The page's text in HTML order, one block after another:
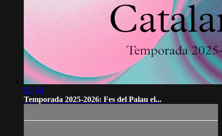
00:54
Temporada 2025-2026: Fes del Palau el...